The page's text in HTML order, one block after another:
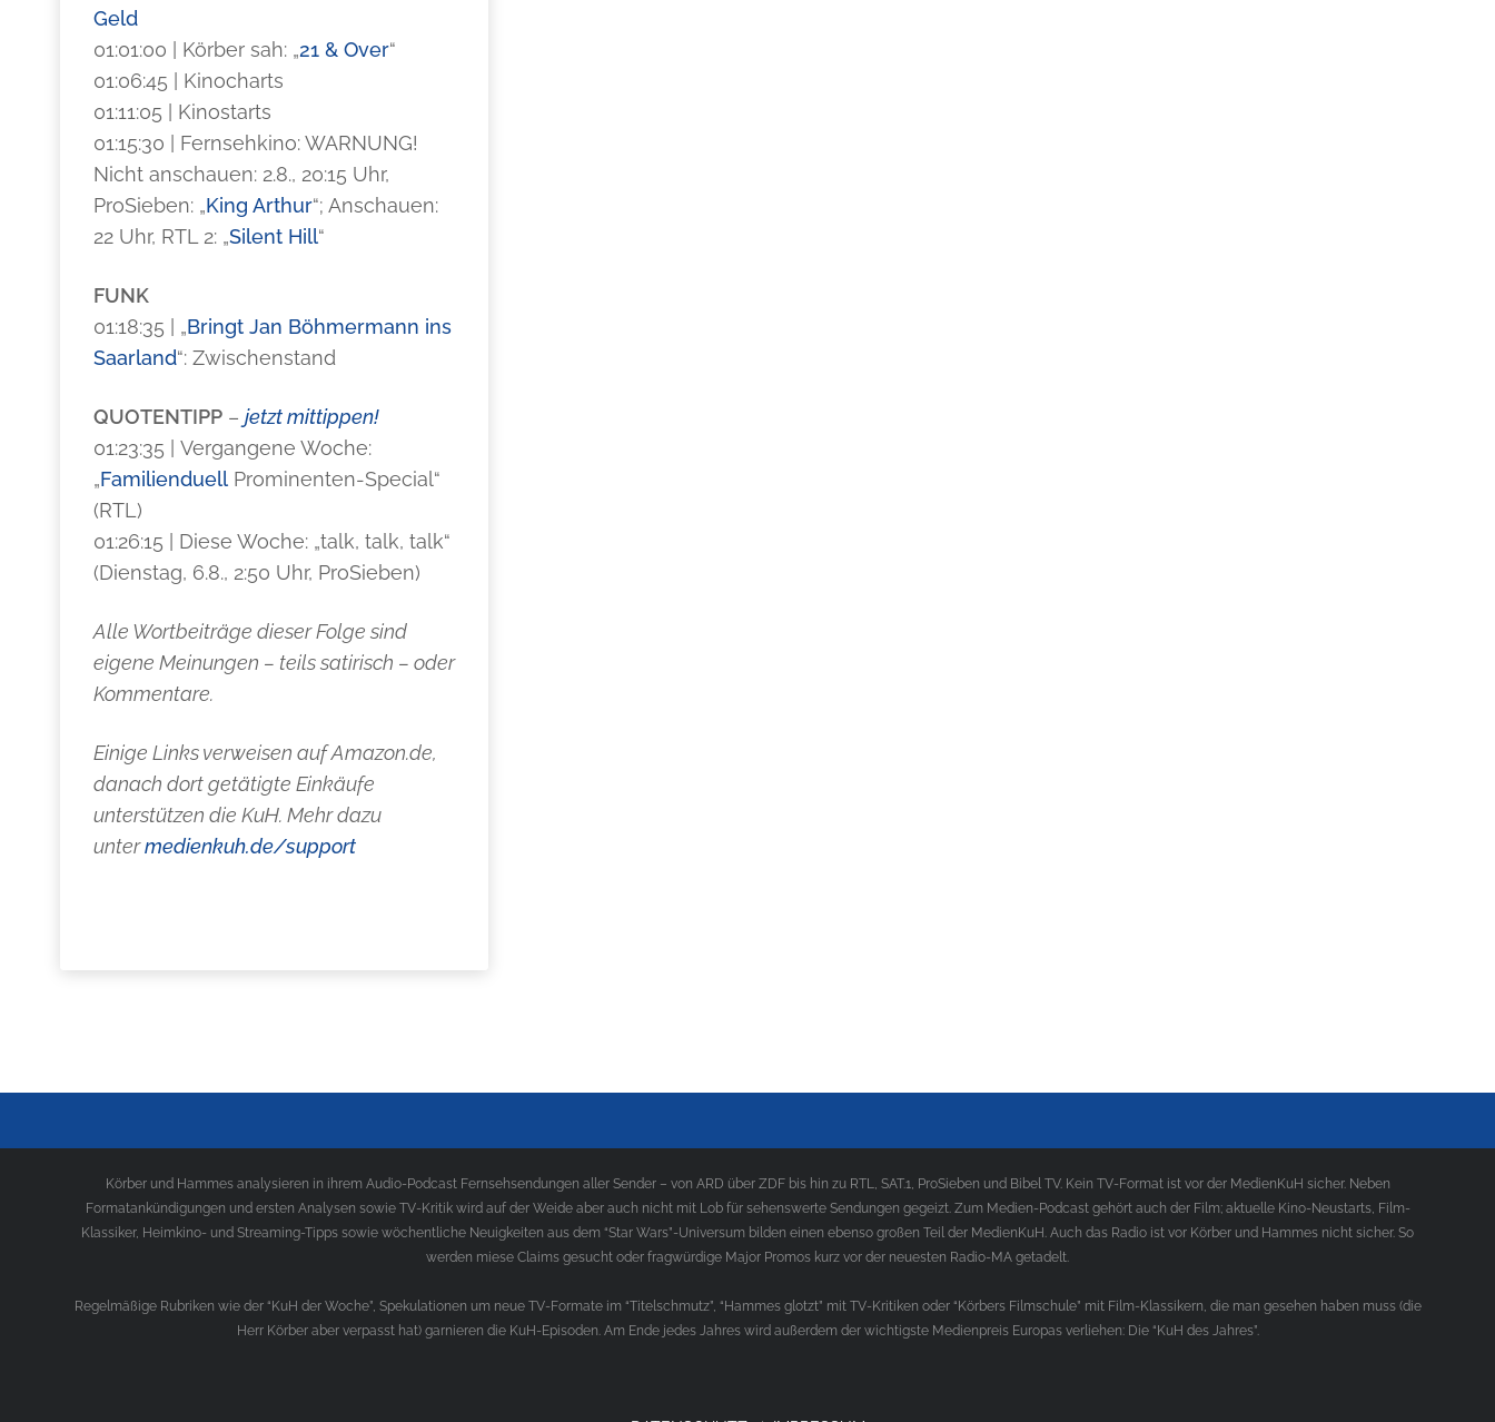
Geld
01:01:00 | Körber sah: „21 & Over“
01:06:45 | Kinocharts
01:11:05 | Kinostarts
01:15:30 | Fernsehkino: WARNUNG!
Nicht anschauen: 2.8., 20:15 Uhr,
ProSieben: „King Arthur“; Anschauen:
22 Uhr, RTL 2: „Silent Hill“
FUNK
01:18:35 | „Bringt Jan Böhmermann ins
Saarland“: Zwischenstand
QUOTENTIPP– jetzt mittippen!
01:23:35 | Vergangene Woche:
„FamilienduellProminenten-Special“
(RTL)
01:26:15 | Diese Woche: „talk, talk, talk“
(Dienstag, 6.8., 2:50 Uhr, ProSieben)
Alle Wortbeiträge dieser Folge sind
eigene Meinungen – teils satirisch – oder
Kommentare.
Einige Links verweisen auf Amazon.de,
danach dort getätigte Einkäufe
unterstützen die KuH. Mehr dazu
untermedienkuh.de/support
Körber und Hammes analysieren in ihrem Audio-Podcast Fernsehsendungen aller Sender – von ARD über ZDF bis hin zu RTL, SAT.1, ProSieben und Bibel TV. Kein TV-Format ist vor der MedienKuH sicher. Neben
Formatankündigungen und ersten Analysen sowie TV-Kritik wird auf der Weide aber auch nicht mit Lob für sehenswerte Sendungen gegeizt. Zum Medien-Podcast gehört auch der Film; aktuelle Kino-Neustarts, Film-
Klassiker, Heimkino- und Streaming-Tipps sowie wöchentliche Neuigkeiten aus dem “Star Wars”-Universum bilden einen ebenso großen Teil der MedienKuH. Auch das Radio ist vor Körber und Hammes nicht sicher. So
werden miese Claims gesucht oder fragwürdige Major Promos kurz vor der neuesten Radio-MA getadelt.
Regelmäßige Rubriken wie der “KuH der Woche”, Spekulationen um neue TV-Formate im “Titelschmutz”, “Hammes glotzt” mit TV-Kritiken oder “Körbers Filmschule” mit Film-Klassikern, die man gesehen haben muss (die
Herr Körber aber verpasst hat) garnieren die KuH-Episoden. Am Ende jedes Jahres wird außerdem der wichtigste Medienpreis Europas verliehen: Die “KuH des Jahres”.